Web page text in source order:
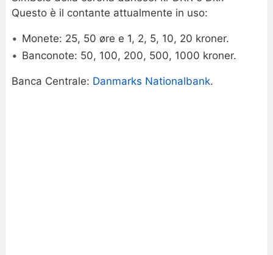
Questo è il contante attualmente in uso:
Monete: 25, 50 øre e 1, 2, 5, 10, 20 kroner.
Banconote: 50, 100, 200, 500, 1000 kroner.
Banca Centrale: Danmarks Nationalbank.